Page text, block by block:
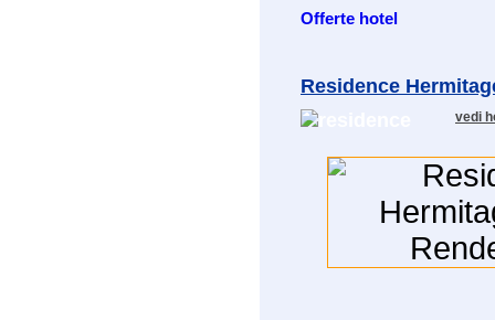
Offerte hotel
Residence
vedi